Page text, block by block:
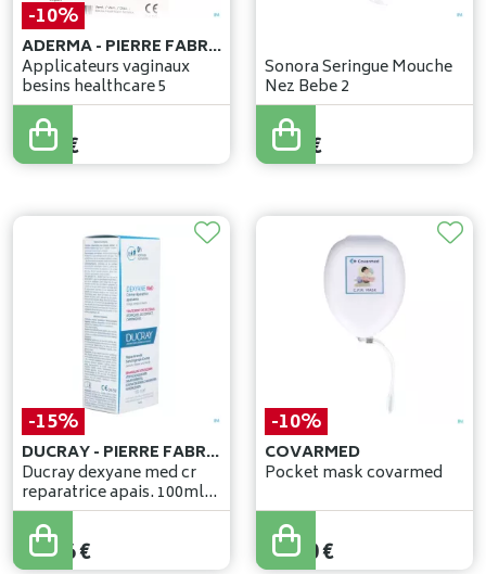
-10%
ADERMA - PIERRE FABRE BENELUX
Applicateurs vaginaux
besins healthcare 5
6,05€
5,44 €
Sonora Seringue Mouche
Nez Bebe 2
8,66 €
-15%
DUCRAY - PIERRE FABRE BENELUX
Ducray dexyane med cr
reparatrice apais. 100ml
nf
20,90
17,76€
-10%
COVARMED
Pocket mask covarmed
20,11
18,10€